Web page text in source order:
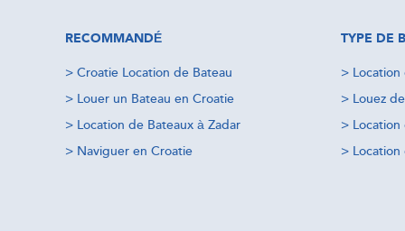
RECOMMANDÉ
> Croatie Location de Bateau
> Louer un Bateau en Croatie
> Location de Bateaux à Zadar
> Naviguer en Croatie
TYPE DE
>
> Louez
>
>